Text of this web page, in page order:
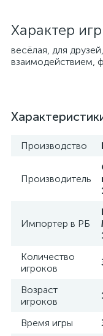
Характер
весёлая, для
взаимодействием,
Производство
Производитель
Импортер в РБ
Количество
игроков
Возраст
игроков
Время игры